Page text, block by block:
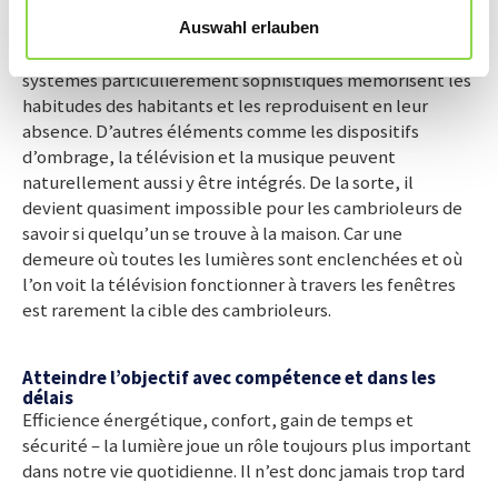
Auswahl erlauben
extinction automatisés de l’éclairage, le système fait en
sorte qu’il y ait toujours quelqu’un à la maison. Les
systèmes particulièrement sophistiqués mémorisent les
habitudes des habitants et les reproduisent en leur
absence. D’autres éléments comme les dispositifs
d’ombrage, la télévision et la musique peuvent
naturellement aussi y être intégrés. De la sorte, il
devient quasiment impossible pour les cambrioleurs de
savoir si quelqu’un se trouve à la maison. Car une
demeure où toutes les lumières sont enclenchées et où
l’on voit la télévision fonctionner à travers les fenêtres
est rarement la cible des cambrioleurs.
Atteindre l’objectif avec compétence et dans les
délais
Efficience énergétique, confort, gain de temps et
sécurité – la lumière joue un rôle toujours plus important
dans notre vie quotidienne. Il n’est donc jamais trop tard